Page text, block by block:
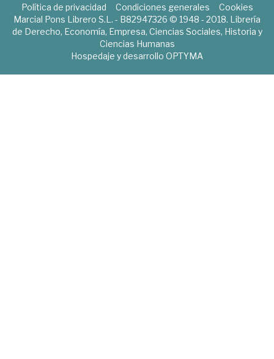
Política de privacidad Condiciones generales
Cookies
Marcial Pons Librero S.L. - B82947326 © 1948 - 2018. Librería
de Derecho, Economía, Empresa, Ciencias Sociales, Historia y
Ciencias Humanas
Hospedaje y desarrollo OPTYMA